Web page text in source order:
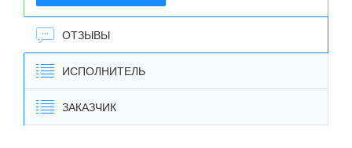
ОТЗЫВЫ
ИСПОЛНИТЕЛЬ
ЗАКАЗЧИК